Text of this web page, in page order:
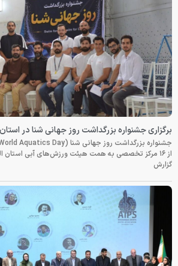
برگزاری جشنواره بزرگداشت روز جهانی شنا در استان
از ۱۶ مرکز تخصصی به همت هیئت ورزش‌های آبی استان
گزارش